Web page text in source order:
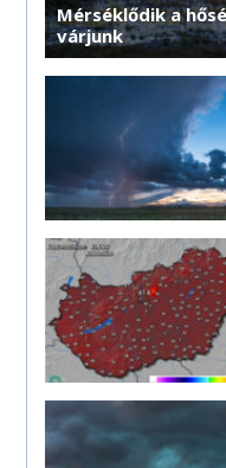
Mérséklődik a
várjunk